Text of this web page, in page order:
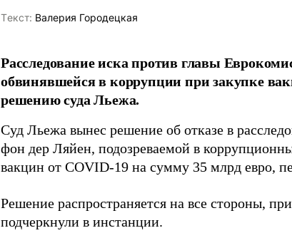
Tекст: Валерия Городецкая
Расследование иска против главы
обвинявшейся в коррупции при закупке
решению суда Льежа.
Суд Льежа вынес решение об отказе в
фон дер Ляйен, подозреваемой в
вакцин от COVID-19 на сумму 35 млрд евро,
Решение распространяется на все стороны,
подчеркнули в инстанции.